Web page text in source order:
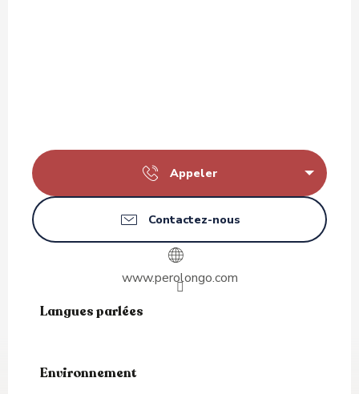
Appeler
Contactez-nous
www.perolongo.com
Langues parlées
Langues parlées
Environnement
Environnement